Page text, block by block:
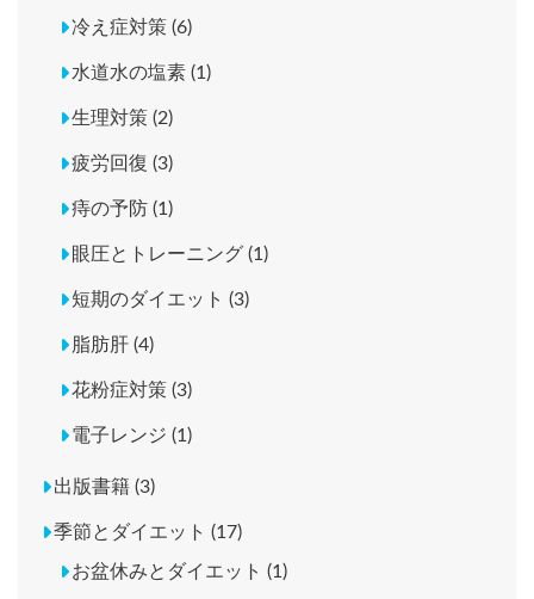
冷え症対策 (6)
水道水の塩素 (1)
生理対策 (2)
疲労回復 (3)
痔の予防 (1)
眼圧とトレーニング (1)
短期のダイエット (3)
脂肪肝 (4)
花粉症対策 (3)
電子レンジ (1)
出版書籍 (3)
季節とダイエット (17)
お盆休みとダイエット (1)